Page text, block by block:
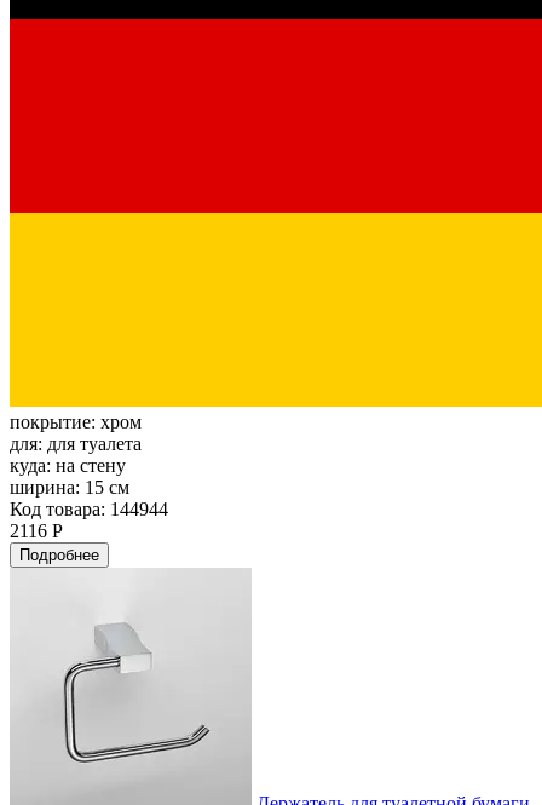
покрытие: хром
для: для туалета
куда: на стену
ширина: 15 см
Код товара: 144944
2116 Р
Подробнее